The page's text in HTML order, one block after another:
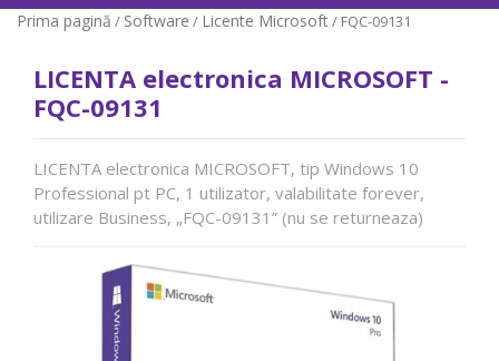
Prima pagină / Software / Licente Microsoft/ FQC-09131
LICENTA electronica MICROSOFT -
FQC-09131
LICENTA electronica MICROSOFT, tip Windows 10
Professional pt PC, 1 utilizator, valabilitate forever,
utilizare Business, „FQC-09131” (nu se returneaza)